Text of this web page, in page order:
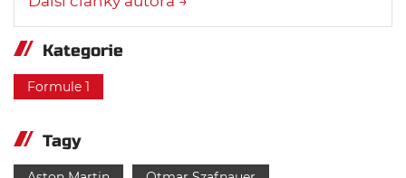
Kategorie
Formule 1
Tagy